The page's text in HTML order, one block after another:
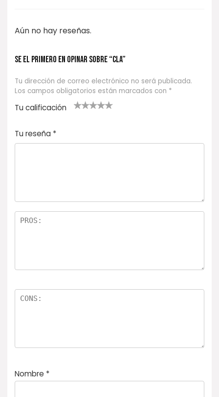
Aún no hay reseñas.
Se el primero en opinar sobre “CLA”
Tu dirección de correo electrónico no será publicada.
Los campos obligatorios están marcados con *
Tu calificación
e
el
5
las
s
Tu reseña *
Nombre *